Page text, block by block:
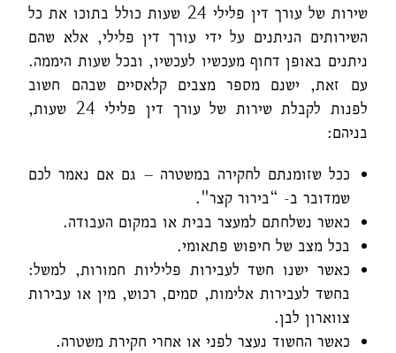
שירות של עורך דין פלילי 24 שעות כולל בתוכו את כל
השירותים הניתנים על ידי עורך דין פלילי, אלא שהם
ניתנים באופן דחוף מעכשיו לעכשיו, ובכל שעות היממה.
עם זאת, ישנם מספר מצבים קלאסיים שבהם חשוב
לפנות לקבלת שירות של עורך דין פלילי 24 שעות,
בניהם:
ככל שזומנתם לחקירה במשטרה – גם אם נאמר לכם
שמדובר ב- “בירור קצר".
כאשר נשלחתם למעצר בבית או במקום העבודה.
בכל מצב של חיפוש פתאומי.
כאשר ישנו חשד לעבירות פליליות חמורות, למשל:
בחשד לעבירות אלימות, סמים, רכוש, מין או עבירות
צווארון לבן.
כאשר החשוד נעצר לפני או אחרי חקירת משטרה.